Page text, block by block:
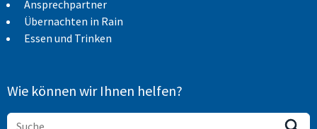
Ansprechpartner
Übernachten in Rain
Essen und Trinken
Wie können wir Ihnen helfen?